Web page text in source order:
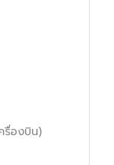
รื่องบิน)